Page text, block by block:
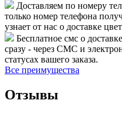
Доставляем по номеру
только номер телефона
узнает от нас о доставке
Бесплатное смс о доставке
сразу - через СМС и
статусах вашего заказа.
Все преимущества
Отзывы